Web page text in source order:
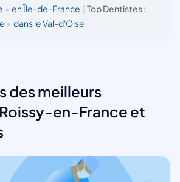
• en Île-de-France
Top Dentistes :
• dans le Val-d'Oise
des meilleurs
en-France et